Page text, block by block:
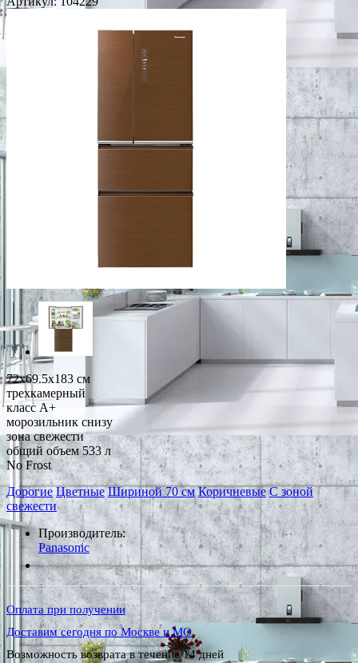
72x69.5x183 см
трехкамерный
класс A+
морозильник снизу
зона свежести
общий объем 533 л
No Frost
Дорогие Цветные Шириной 70 см Коричневые С зоной
свежести
Производитель:
Panasonic
*Наличие уточняйте у менеджера
Оплата при получении
Доставим сегодня по Москве и МО
Возможность возврата в течение 14 дней